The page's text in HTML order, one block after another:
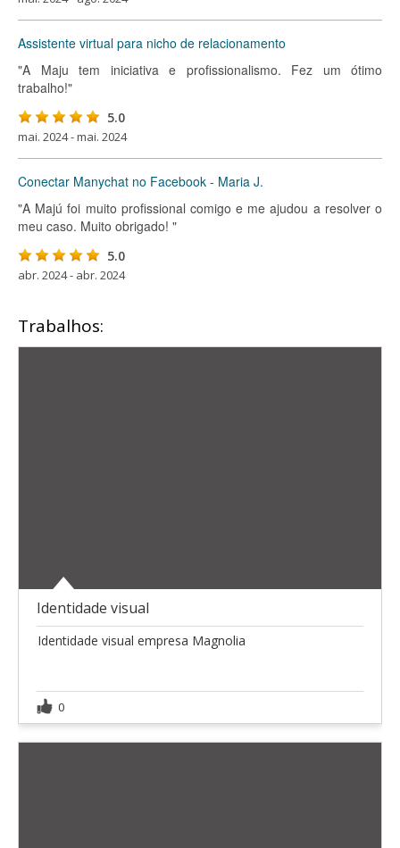
Assistente virtual para nicho de relacionamento
"A Maju tem iniciativa e profissionalismo. Fez um ótimo
trabalho!"
5.0
mai. 2024 - mai. 2024
Conectar Manychat no Facebook - Maria J.
"A Majú foi muito profissional comigo e me ajudou a resolver o
meu caso. Muito obrigado! "
5.0
abr. 2024 - abr. 2024
Trabalhos:
Identidade visual
Identidade visual empresa Magnolia
0